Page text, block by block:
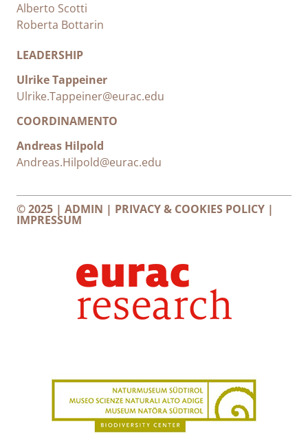
Alberto Scotti
Roberta Bottarin
LEADERSHIP
Ulrike Tappeiner
Ulrike.Tappeiner@eurac.edu
COORDINAMENTO
Andreas Hilpold
Andreas.Hilpold@eurac.edu
© 2025 | ADMIN | PRIVACY & COOKIES POLICY |
IMPRESSUM